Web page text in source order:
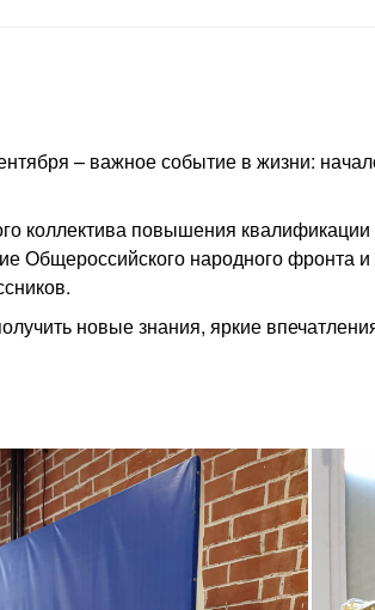
– важное событие в жизни:
коллектива повышения
Общероссийского народного
новые знания, яркие